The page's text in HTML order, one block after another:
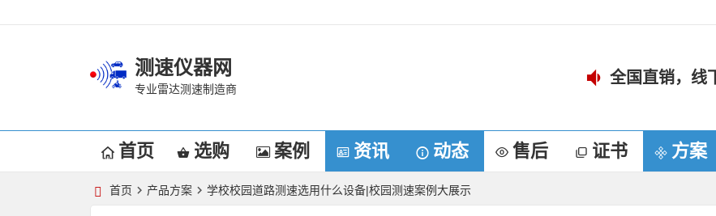
测速仪器网
专业雷达测速制造商
全国直销，线
首页 选购 案例 资讯 动态 售后 证书 方案
首页 产品方案 学校校园道路测速选用什么设备|校园测速案例大展示